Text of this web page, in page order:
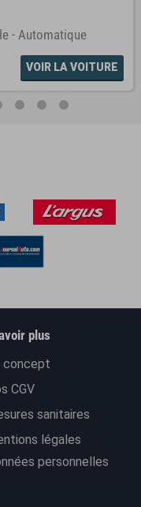
- Automatique
VOIR LA VOITURE
plus
concept
CGV
sanitaires
légales
personnelles